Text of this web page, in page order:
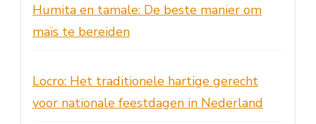
Humita en tamale: De beste manier om
maïs te bereiden
Locro: Het traditionele hartige gerecht
voor nationale feestdagen in Nederland